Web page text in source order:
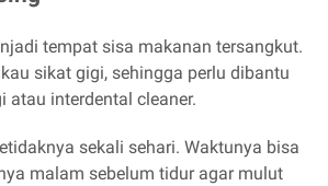
tempat sisa makanan tersangkut.
sikat gigi, sehingga perlu dibantu
atau interdental cleaner.
sekali sehari. Waktunya bisa
malam sebelum tidur agar mulut